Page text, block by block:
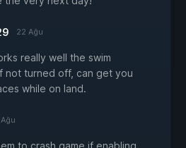
22 Ağu
really well the swim
not turned off, can get you
while on land.
to crash game if enabling